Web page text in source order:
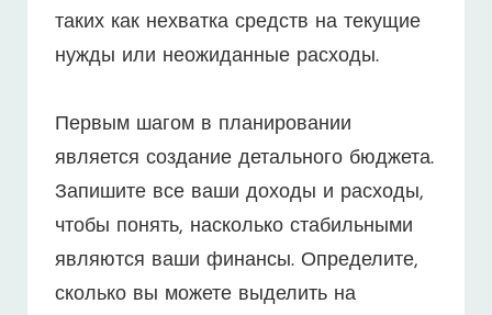
таких как нехватка средств на текущие
нужды или неожиданные расходы.
Первым шагом в планировании
является создание детального бюджета.
Запишите все ваши доходы и расходы,
чтобы понять, насколько стабильными
являются ваши финансы. Определите,
сколько вы можете выделить на